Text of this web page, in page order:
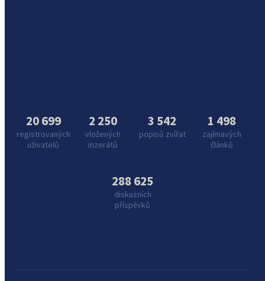
20 699
registrovaných
uživatelů
2 250
vložených
inzerátů
3 542
popisů zvířat
1 498
zajímavých
článků
288 625
diskuzních
příspěvků